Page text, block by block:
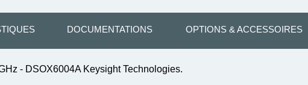
DOCUMENTATIONS OPTIONS & ACCESSOIRES
- DSOX6004A Keysight Technologies.